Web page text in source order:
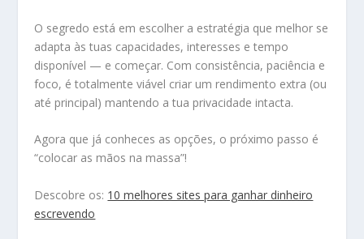
O segredo está em escolher a estratégia que melhor se
adapta às tuas capacidades, interesses e tempo
disponível — e começar. Com consistência, paciência e
foco, é totalmente viável criar um rendimento extra (ou
até principal) mantendo a tua privacidade intacta.
Agora que já conheces as opções, o próximo passo é
“colocar as mãos na massa”!
Descobre os: 10 melhores sites para ganhar dinheiro
escrevendo